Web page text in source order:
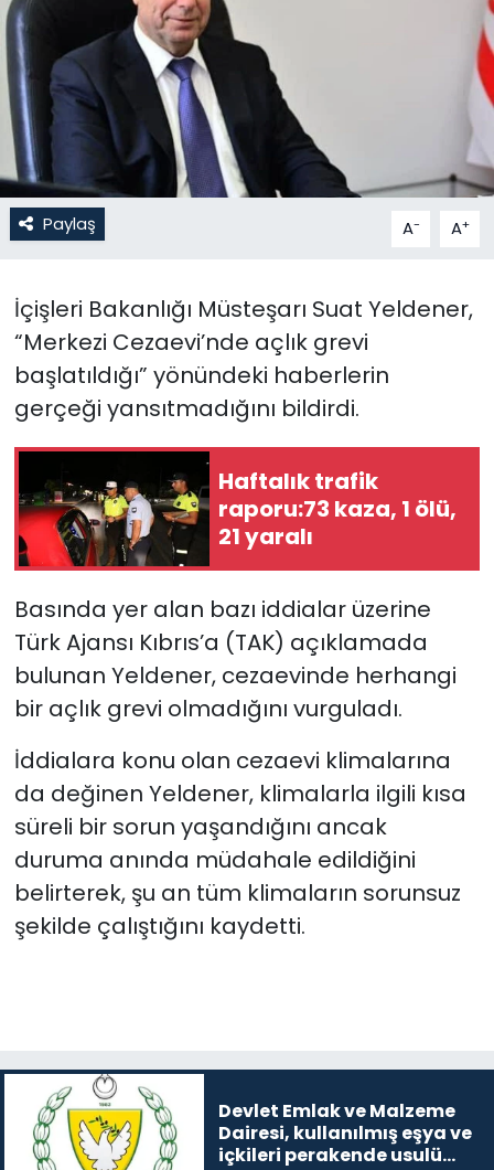
Paylaş A- A+
İçişleri Bakanlığı Müsteşarı Suat Yeldener,
“Merkezi Cezaevi’nde açlık grevi
başlatıldığı” yönündeki haberlerin
gerçeği yansıtmadığını bildirdi.
Haftalık trafik
raporu:73 kaza, 1 ölü,
21 yaralı
Basında yer alan bazı iddialar üzerine
Türk Ajansı Kıbrıs’a (TAK) açıklamada
bulunan Yeldener, cezaevinde herhangi
bir açlık grevi olmadığını vurguladı.
İddialara konu olan cezaevi klimalarına
da değinen Yeldener, klimalarla ilgili kısa
süreli bir sorun yaşandığını ancak
duruma anında müdahale edildiğini
belirterek, şu an tüm klimaların sorunsuz
şekilde çalıştığını kaydetti.
Devlet Emlak ve Malzeme
Dairesi, kullanılmış eşya ve
içkileri perakende usulü
Kültür Sanat
Magazin
Moda
Nöbetçi Eczaneler
Politika
SAĞLIK
Teknoloji
TÜRKiYE
Video Galeri
YAŞAM
Yazarlar